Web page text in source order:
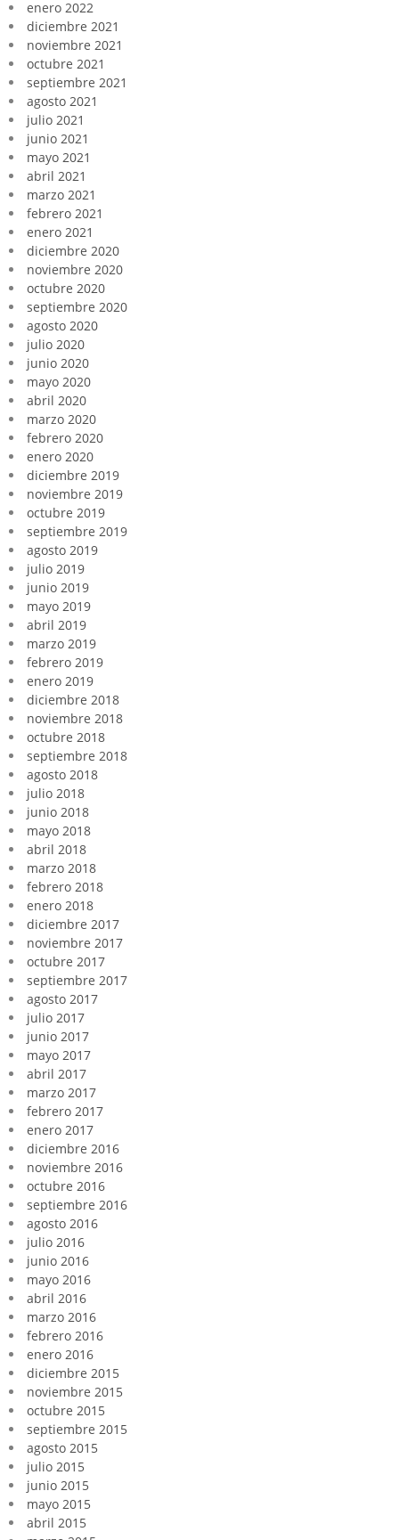
enero 2022
diciembre 2021
noviembre 2021
octubre 2021
septiembre 2021
agosto 2021
julio 2021
junio 2021
mayo 2021
abril 2021
marzo 2021
febrero 2021
enero 2021
diciembre 2020
noviembre 2020
octubre 2020
septiembre 2020
agosto 2020
julio 2020
junio 2020
mayo 2020
abril 2020
marzo 2020
febrero 2020
enero 2020
diciembre 2019
noviembre 2019
octubre 2019
septiembre 2019
agosto 2019
julio 2019
junio 2019
mayo 2019
abril 2019
marzo 2019
febrero 2019
enero 2019
diciembre 2018
noviembre 2018
octubre 2018
septiembre 2018
agosto 2018
julio 2018
junio 2018
mayo 2018
abril 2018
marzo 2018
febrero 2018
enero 2018
diciembre 2017
noviembre 2017
octubre 2017
septiembre 2017
agosto 2017
julio 2017
junio 2017
mayo 2017
abril 2017
marzo 2017
febrero 2017
enero 2017
diciembre 2016
noviembre 2016
octubre 2016
septiembre 2016
agosto 2016
julio 2016
junio 2016
mayo 2016
abril 2016
marzo 2016
febrero 2016
enero 2016
diciembre 2015
noviembre 2015
octubre 2015
septiembre 2015
agosto 2015
julio 2015
junio 2015
mayo 2015
abril 2015